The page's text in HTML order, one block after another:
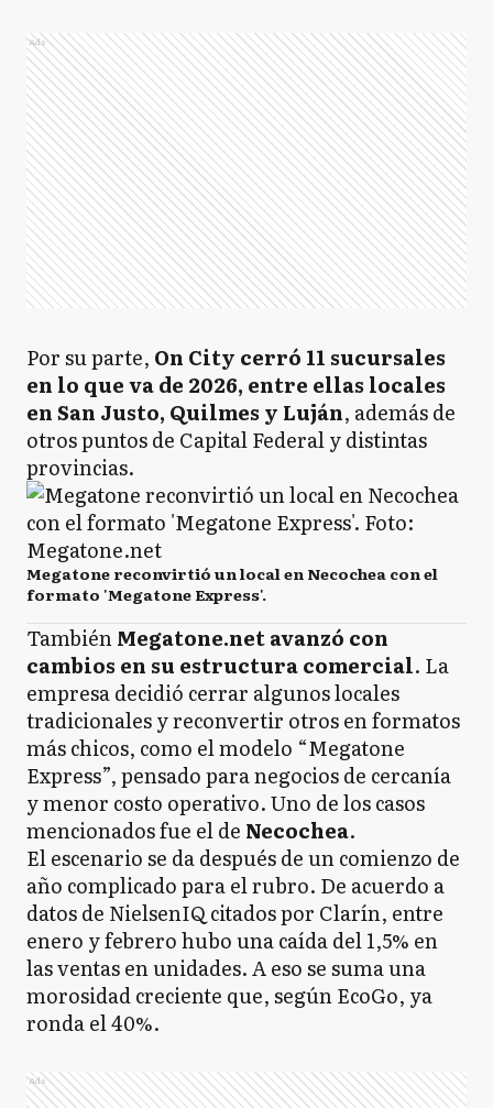
Ads
Por su parte, On City cerró 11 sucursales
en lo que va de 2026, entre ellas locales
en San Justo, Quilmes y Luján, además de
otros puntos de Capital Federal y distintas
provincias.
Megatone reconvirtió un local en Necochea con el
formato 'Megatone Express'.
TambiénMegatone.net avanzó con
cambios en su estructura comercial. La
empresa decidió cerrar algunos locales
tradicionales y reconvertir otros en formatos
más chicos, como el modelo “Megatone
Express”, pensado para negocios de cercanía
y menor costo operativo. Uno de los casos
mencionados fue el de Necochea.
El escenario se da después de un comienzo de
año complicado para el rubro. De acuerdo a
datos de NielsenIQ citados por Clarín, entre
enero y febrero hubo una caída del 1,5% en
las ventas en unidades. A eso se suma una
morosidad creciente que, según EcoGo, ya
ronda el 40%.
Ads